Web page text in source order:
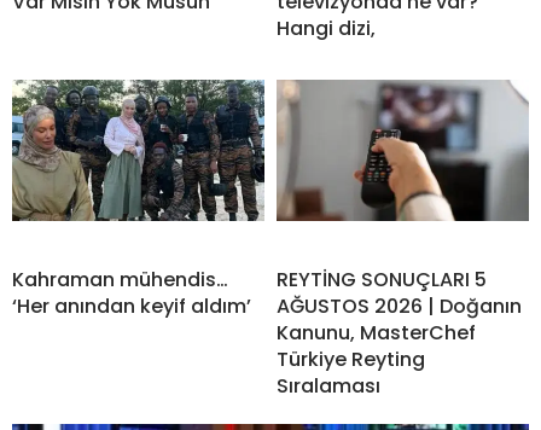
Hangi dizi,
Kahraman mühendis…
‘Her anından keyif aldım’
REYTİNG SONUÇLARI 5
AĞUSTOS 2026 | Doğanın
Kanunu, MasterChef
Türkiye Reyting
Sıralaması